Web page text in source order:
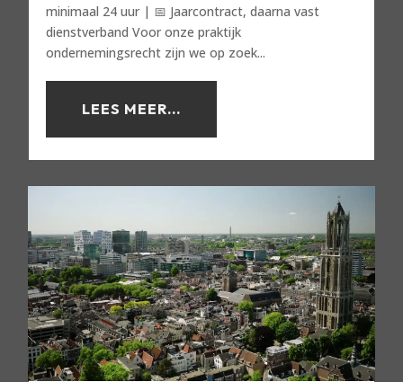
minimaal 24 uur | 📅 Jaarcontract, daarna vast
dienstverband Voor onze praktijk
ondernemingsrecht zijn we op zoek...
LEES MEER...